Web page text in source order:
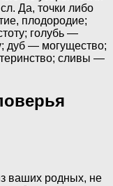
Да, точки либо
плодородие;
голубь —
дуб — могущество;
сливы —
ваших родных, не